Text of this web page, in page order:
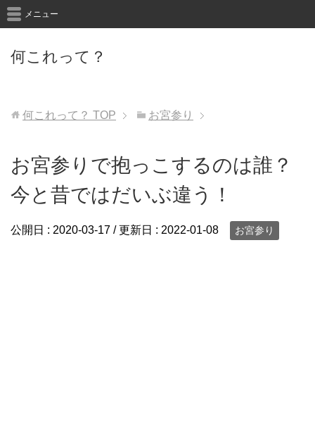
何これって？
メニュー
何これって？ TOP お宮参り
お宮参りで抱っこするのは誰？
今と昔ではだいぶ違う！
公開日 : 2020-03-17 / 更新日 : 2022-01-08 お宮参り